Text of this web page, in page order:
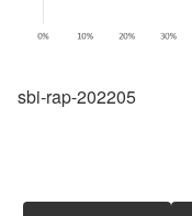
sbi-rap-202205